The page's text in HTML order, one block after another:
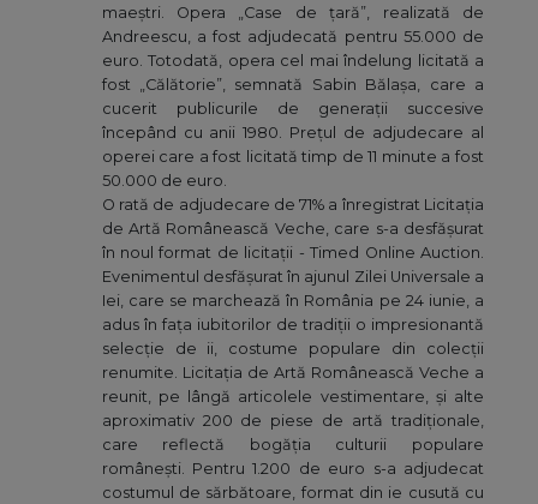
maeștri. Opera „Case de țară”, realizată de
Andreescu, a fost adjudecată pentru 55.000 de
euro. Totodată, opera cel mai îndelung licitată a
fost „Călătorie”, semnată Sabin Bălașa, care a
cucerit publicurile de generații succesive
începând cu anii 1980. Prețul de adjudecare al
operei care a fost licitată timp de 11 minute a fost
50.000 de euro.
O rată de adjudecare de 71% a înregistrat Licitația
de Artă Românească Veche, care s-a desfășurat
în noul format de licitații - Timed Online Auction.
Evenimentul desfășurat în ajunul Zilei Universale a
Iei, care se marchează în România pe 24 iunie, a
adus în fața iubitorilor de tradiții o impresionantă
selecție de ii, costume populare din colecții
renumite. Licitația de Artă Românească Veche a
reunit, pe lângă articolele vestimentare, și alte
aproximativ 200 de piese de artă tradiționale,
care reflectă bogăția culturii populare
românești. Pentru 1.200 de euro s-a adjudecat
costumul de sărbătoare, format din ie cusută cu